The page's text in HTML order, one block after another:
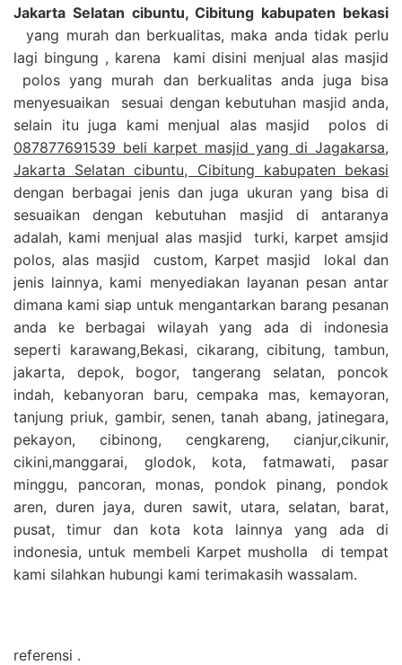
Jakarta Selatan cibuntu, Cibitung kabupaten bekasi
yang murah dan berkualitas, maka anda tidak perlu
lagi bingung , karena kami disini menjual alas masjid
polos yang murah dan berkualitas anda juga bisa
menyesuaikan sesuai dengan kebutuhan masjid anda,
selain itu juga kami menjual alas masjid polos di
087877691539 beli karpet masjid yang di Jagakarsa,
Jakarta Selatan cibuntu, Cibitung kabupaten bekasi
dengan berbagai jenis dan juga ukuran yang bisa di
sesuaikan dengan kebutuhan masjid di antaranya
adalah, kami menjual alas masjid turki, karpet amsjid
polos, alas masjid custom, Karpet masjid lokal dan
jenis lainnya, kami menyediakan layanan pesan antar
dimana kami siap untuk mengantarkan barang pesanan
anda ke berbagai wilayah yang ada di indonesia
seperti karawang,Bekasi, cikarang, cibitung, tambun,
jakarta, depok, bogor, tangerang selatan, poncok
indah, kebanyoran baru, cempaka mas, kemayoran,
tanjung priuk, gambir, senen, tanah abang, jatinegara,
pekayon, cibinong, cengkareng, cianjur,cikunir,
cikini,manggarai, glodok, kota, fatmawati, pasar
minggu, pancoran, monas, pondok pinang, pondok
aren, duren jaya, duren sawit, utara, selatan, barat,
pusat, timur dan kota kota lainnya yang ada di
indonesia, untuk membeli Karpet musholla di tempat
kami silahkan hubungi kami terimakasih wassalam.
referensi .